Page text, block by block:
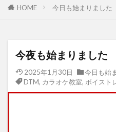
HOME 今日も始まりました
今夜も始まりました
2025年1月30日
今日も始
DTM, カラオケ教室, ボイスト